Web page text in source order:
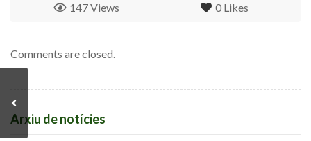
0 Likes
147 Views
Comments are closed.
Arxiu de notícies